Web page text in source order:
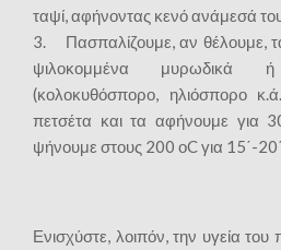
ταψί, αφήνοντας κενό ανάμεσά
3. Πασπαλίζουμε, αν θέλουμε, τα
ψιλοκομμένα μυρωδικά
(κολοκυθόσπορο, ηλιόσπορο
πετσέτα και τα αφήνουμε για
ψήνουμε στους 200 οC για 15΄-
Ενισχύστε, λοιπόν, την υγεία του